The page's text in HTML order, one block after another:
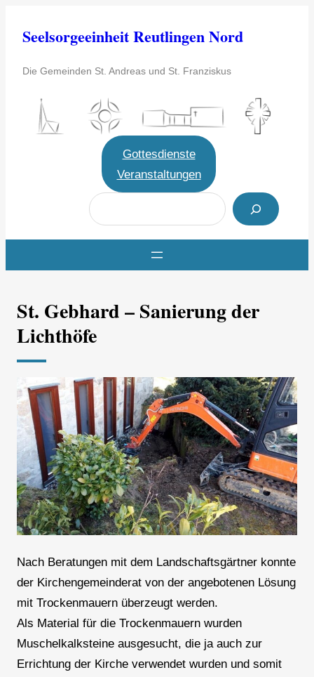
InhaltSeelsorgeeinheit Reutlingen Nord
Die Gemeinden St. Andreas und St. Franziskus
Gottesdienste
Veranstaltungen
S
u
c
St. Gebhard – Sanierung der
Lichthöfe
Nach Beratungen mit dem Landschaftsgärtner konnte
der Kirchengemeinderat von der angebotenen Lösung
mit Trockenmauern überzeugt werden.
Als Material für die Trockenmauern wurden
Muschelkalksteine ausgesucht, die ja auch zur
Errichtung der Kirche verwendet wurden und somit